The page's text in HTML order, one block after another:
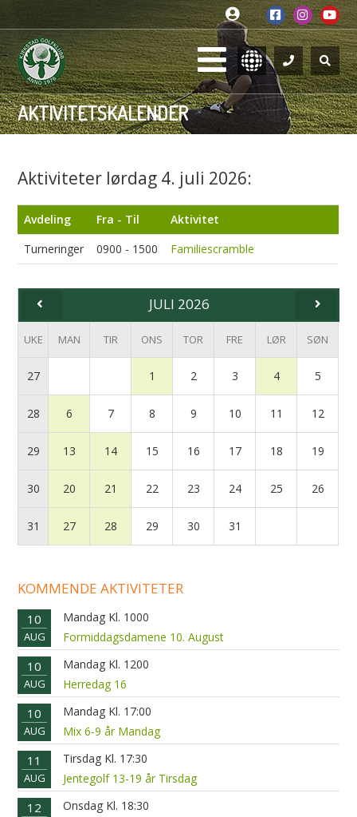
AKTIVITETSKALENDER
Aktiviteter lørdag 4. juli 2026:
Avdeling Fra - Til
Aktivitet
Turneringer
0900 - 1500 Familiescramble
JULI 2026
UKE MAN TIR ONS TOR FRE LØR SØN
27 1 2 3 4 5
28 6 7 8 9 10 11 12
29 13 14 15 16 17 18 19
30 20 21 22 23 24 25 26
31 27 28 29 30 31
KOMMENDE AKTIVITETER
10
AUG
Mandag Kl. 1000
Formiddagsdamene 10. August
10
AUG
Mandag Kl. 1200
Herredag 16
10
AUG
Mandag Kl. 17:00
Mix 6-9 år Mandag
11
AUG
Tirsdag Kl. 17:30
Jentegolf 13-19 år Tirsdag
12
Onsdag Kl. 18:30